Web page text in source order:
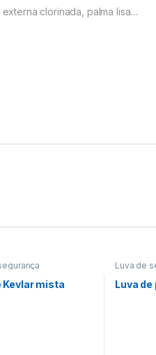
clorinada, palma lisa…
Kevlar mista
Luva de
Luva